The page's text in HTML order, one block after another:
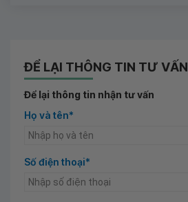
ĐỂ LẠI THÔNG TIN TƯ VẤN
Để lại thông tin nhận tư vấn
Họ và tên*
Số điện thoại*